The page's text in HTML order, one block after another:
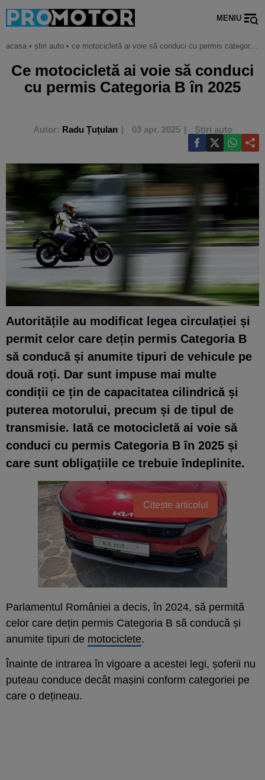
MENIU
acasa • știri auto • ce motocicletă ai voie să conduci cu permis categoria b în 2025
Ce motocicletă ai voie să conduci
cu permis Categoria B în 2025
Autor: Radu Țuțulan 03 apr. 2025 Știri auto
Autoritățile au modificat legea circulației și
permit celor care dețin permis Categoria B
să conducă și anumite tipuri de vehicule pe
două roți. Dar sunt impuse mai multe
condiții ce țin de capacitatea cilindrică și
puterea motorului, precum și de tipul de
transmisie. Iată ce motocicletă ai voie să
conduci cu permis Categoria B în 2025 și
care sunt obligațiile ce trebuie îndeplinite.
Citește articolul
Parlamentul României a decis, în 2024, să permită
celor care dețin permis Categoria B să conducă și
anumite tipuri de motociclete.
Înainte de intrarea în vigoare a acestei legi, șoferii nu
puteau conduce decât mașini conform categoriei pe
care o dețineau.